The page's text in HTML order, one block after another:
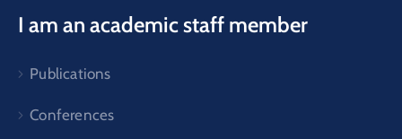
I am an academic staff member
Publications
Conferences